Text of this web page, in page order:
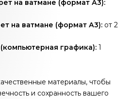
на ватмане (формат А3):
на ватмане (формат А3): от 2
графика): 1
материалы, чтобы
и сохранность вашего